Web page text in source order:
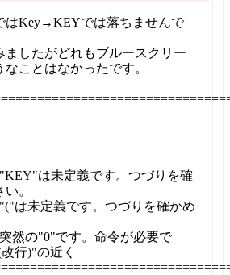
はKey→KEYでは落ちませんで
ましたがどれもブルースクリー
なことはなかったです。
は未定義です。つづりを確
。
は未定義です。つづりを確かめ
然の"0"です。命令が必要で
行)"の近く